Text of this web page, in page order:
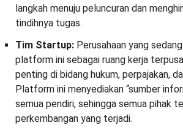
langkah menuju peluncuran dan
tindihnya tugas.
Tim Startup: Perusahaan yang
platform ini sebagai ruang kerja
penting di bidang hukum, perpajakan,
Platform ini menyediakan “sumber
semua pendiri, sehingga semua pihak
perkembangan yang terjadi.